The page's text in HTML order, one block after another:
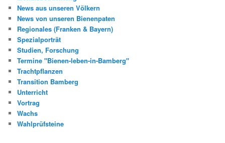
News aus unseren Völkern
News von unseren Bienenpaten
Regionales (Franken & Bayern)
Spezialporträt
Studien, Forschung
Termine "Bienen-leben-in-Bamberg"
Trachtpflanzen
Transition Bamberg
Unterricht
Vortrag
Wachs
Wahlprüfsteine